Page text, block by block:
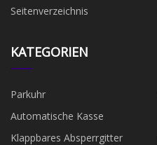
Seitenverzeichnis
KATEGORIEN
Parkuhr
Automatische Kasse
Klappbares Absperrgitter